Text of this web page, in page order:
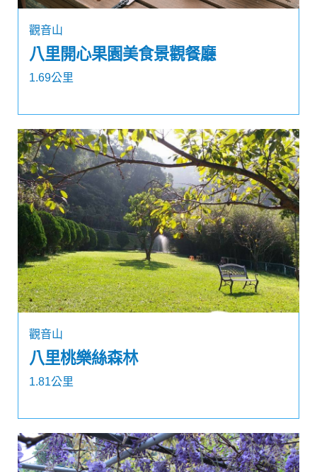
觀音山
八里開心果園美食景觀餐廳
1.69公里
觀音山
八里桃樂絲森林
1.81公里